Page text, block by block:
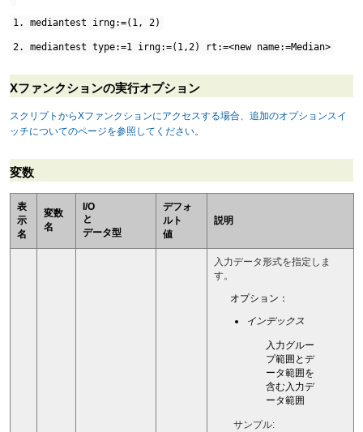
1. mediantest irng:=(1, 2)
2. mediantest type:=1 irng:=(1,2) rt:=<new name:=Median>
Xファンクションの実行オプション
スクリプトからXファンクションにアクセスする場合、追加のオプションスイ
ッチについてのページを参照してください。
変数
表
示
名
変数
名
I/O
と
データ型
デフォ
ルト
値
説明
入力データ形式を指定しま
す。
オプション：
インデックス
入力グルー
プ範囲とデ
ータ範囲を
含む入力デ
ータ範囲
サンプル: